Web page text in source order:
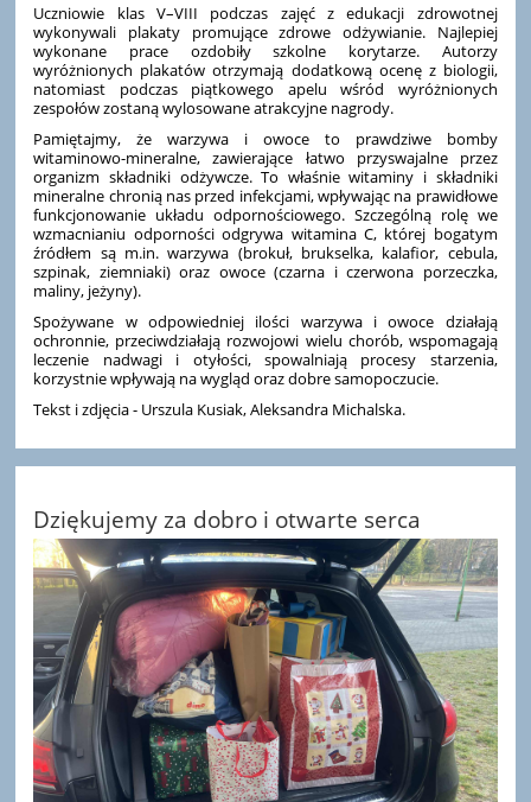
Uczniowie klas V–VIII podczas zajęć z edukacji zdrowotnej
wykonywali plakaty promujące zdrowe odżywianie. Najlepiej
wykonane prace ozdobiły szkolne korytarze. Autorzy
wyróżnionych plakatów otrzymają dodatkową ocenę z biologii,
natomiast podczas piątkowego apelu wśród wyróżnionych
zespołów zostaną wylosowane atrakcyjne nagrody.
Pamiętajmy, że warzywa i owoce to prawdziwe bomby
witaminowo-mineralne, zawierające łatwo przyswajalne przez
organizm składniki odżywcze. To właśnie witaminy i składniki
mineralne chronią nas przed infekcjami, wpływając na prawidłowe
funkcjonowanie układu odpornościowego. Szczególną rolę we
wzmacnianiu odporności odgrywa witamina C, której bogatym
źródłem są m.in. warzywa (brokuł, brukselka, kalafior, cebula,
szpinak, ziemniaki) oraz owoce (czarna i czerwona porzeczka,
maliny, jeżyny).
Spożywane w odpowiedniej ilości warzywa i owoce działają
ochronnie, przeciwdziałają rozwojowi wielu chorób, wspomagają
leczenie nadwagi i otyłości, spowalniają procesy starzenia,
korzystnie wpływają na wygląd oraz dobre samopoczucie.
Tekst i zdjęcia - Urszula Kusiak, Aleksandra Michalska.
Dziękujemy za dobro i otwarte serca